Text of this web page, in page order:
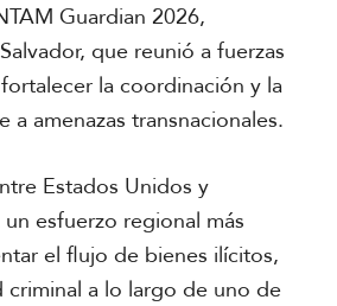
Guardian 2026,
que reunió a fuerzas
la coordinación y la
a amenazas transnacionales.
Estados Unidos y
esfuerzo regional más
el flujo de bienes ilícitos,
a lo largo de uno de